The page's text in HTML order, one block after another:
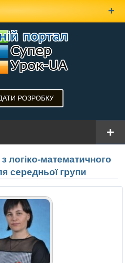
РОЗРОБКУ
логіко-математичного
середньої групи